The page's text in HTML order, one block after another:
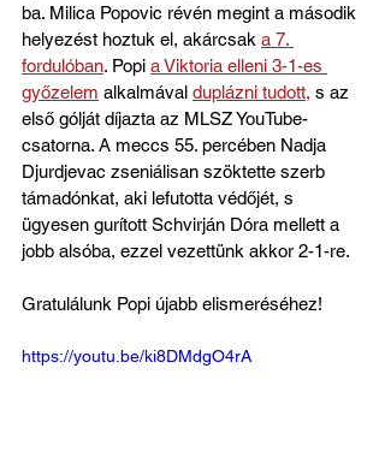
ba. Milica Popovic révén megint a második
helyezést hoztuk el, akárcsak a 7.
fordulóban. Popi a Viktoria elleni 3-1-es
győzelem alkalmával duplázni tudott, s az
első gólját díjazta az MLSZ YouTube-
csatorna. A meccs 55. percében Nadja
Djurdjevac zseniálisan szöktette szerb
támadónkat, aki lefutotta védőjét, s
ügyesen gurított Schvirján Dóra mellett a
jobb alsóba, ezzel vezettünk akkor 2-1-re.
Gratulálunk Popi újabb elismeréséhez!
https://youtu.be/ki8DMdgO4rA